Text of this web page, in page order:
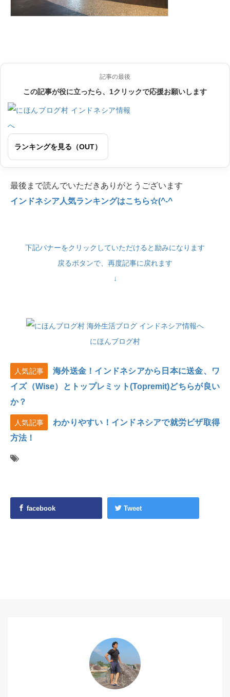
記事の最後
この記事が役に立ったら、1クリックで応援お願いします
ランキングを見る（OUT）
最後まで読んでいただきありがとうございます
インドネシア人気ランキングはこちら☆(^-^
下記バナーをクリックしていただけると励みになります
戻るボタンで、再度記事に戻れます
↓
にほんブログ村
人気記事
海外送金！インドネシアから日本に送金、ワ
イズ（Wise）とトップレミット(Topremit)どちらが良い
か？
人気記事
わかりやすい！インドネシアで就労ビザ取得
方法！
facebook Tweet